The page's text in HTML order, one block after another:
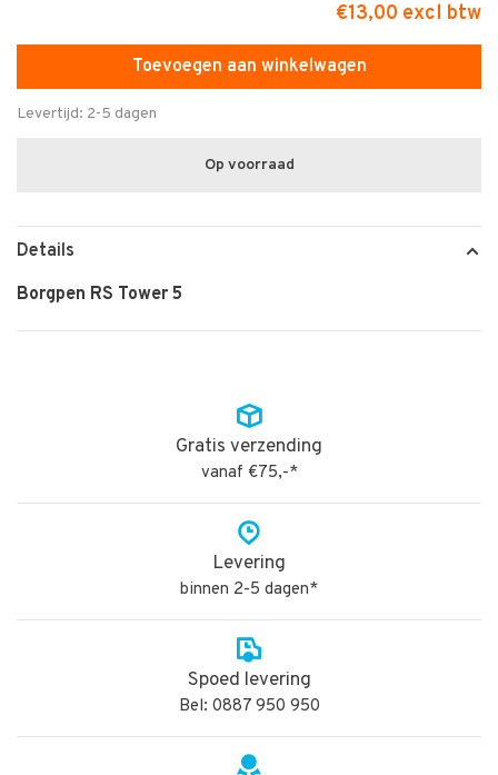
€13,00 excl btw
Toevoegen aan winkelwagen
Levertijd: 2-5 dagen
Op voorraad
Details
Borgpen RS Tower 5
Gratis verzending
vanaf €75,-*
Levering
binnen 2-5 dagen*
Spoed levering
Bel: 0887 950 950